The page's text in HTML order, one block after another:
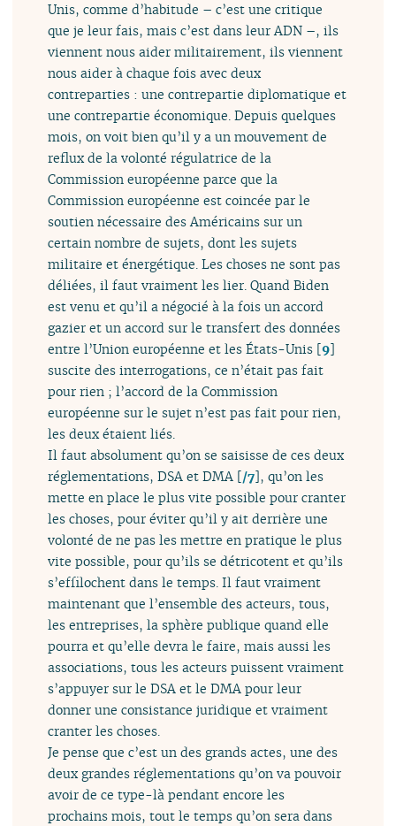
Unis, comme d’habitude – c’est une critique
que je leur fais, mais c’est dans leur ADN –, ils
viennent nous aider militairement, ils viennent
nous aider à chaque fois avec deux
contreparties : une contrepartie diplomatique et
une contrepartie économique. Depuis quelques
mois, on voit bien qu’il y a un mouvement de
reflux de la volonté régulatrice de la
Commission européenne parce que la
Commission européenne est coincée par le
soutien nécessaire des Américains sur un
certain nombre de sujets, dont les sujets
militaire et énergétique. Les choses ne sont pas
déliées, il faut vraiment les lier. Quand Biden
est venu et qu’il a négocié à la fois un accord
gazier et un accord sur le transfert des données
entre l’Union européenne et les États-Unis [9]
suscite des interrogations, ce n’était pas fait
pour rien ; l’accord de la Commission
européenne sur le sujet n’est pas fait pour rien,
les deux étaient liés.
Il faut absolument qu’on se saisisse de ces deux
réglementations, DSA et DMA [/7], qu’on les
mette en place le plus vite possible pour cranter
les choses, pour éviter qu’il y ait derrière une
volonté de ne pas les mettre en pratique le plus
vite possible, pour qu’ils se détricotent et qu’ils
s’effilochent dans le temps. Il faut vraiment
maintenant que l’ensemble des acteurs, tous,
les entreprises, la sphère publique quand elle
pourra et qu’elle devra le faire, mais aussi les
associations, tous les acteurs puissent vraiment
s’appuyer sur le DSA et le DMA pour leur
donner une consistance juridique et vraiment
cranter les choses.
Je pense que c’est un des grands actes, une des
deux grandes réglementations qu’on va pouvoir
avoir de ce type-là pendant encore les
prochains mois, tout le temps qu’on sera dans